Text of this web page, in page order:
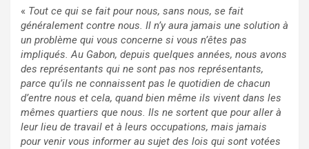
« Tout ce qui se fait pour nous, sans nous, se fait
généralement contre nous. Il n’y aura jamais une solution à
un problème qui vous concerne si vous n’êtes pas
impliqués. Au Gabon, depuis quelques années, nous avons
des représentants qui ne sont pas nos représentants,
parce qu’ils ne connaissent pas le quotidien de chacun
d’entre nous et cela, quand bien même ils vivent dans les
mêmes quartiers que nous. Ils ne sortent que pour aller à
leur lieu de travail et à leurs occupations, mais jamais
pour venir vous informer au sujet des lois qui sont votées